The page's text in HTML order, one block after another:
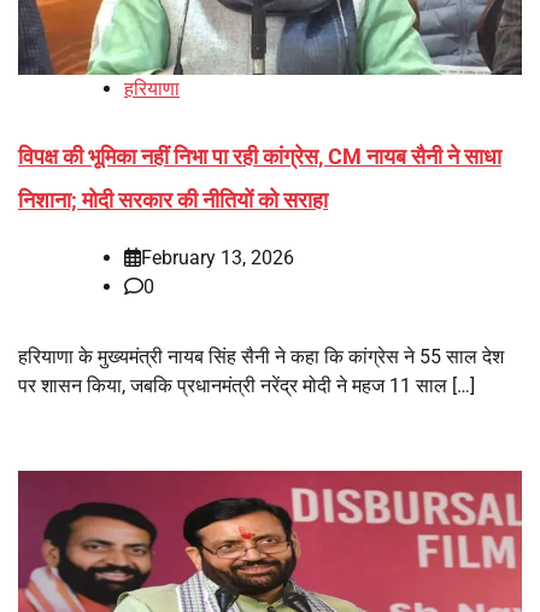
हरियाणा
विपक्ष की भूमिका नहीं निभा पा रही कांग्रेस, CM नायब सैनी ने साधा
निशाना; मोदी सरकार की नीतियों को सराहा
February 13, 2026
0
हरियाणा के मुख्यमंत्री नायब सिंह सैनी ने कहा कि कांग्रेस ने 55 साल देश
पर शासन किया, जबकि प्रधानमंत्री नरेंद्र मोदी ने महज 11 साल […]